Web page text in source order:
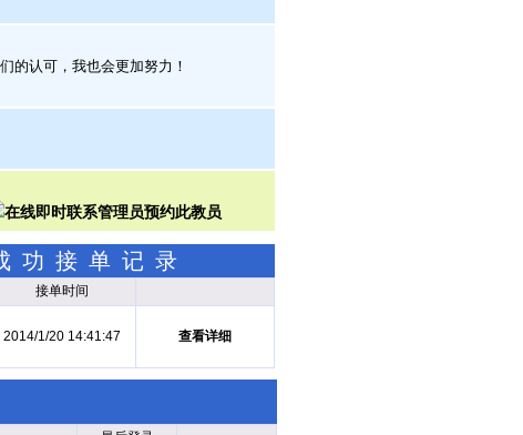
的认可，我也会更加努力！
功接单记录
接单时间
2014/1/20 14:41:47 查看详细